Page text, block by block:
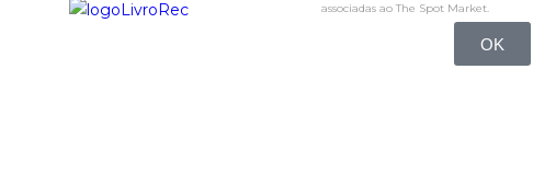
associadas ao The Spot Market.
OK